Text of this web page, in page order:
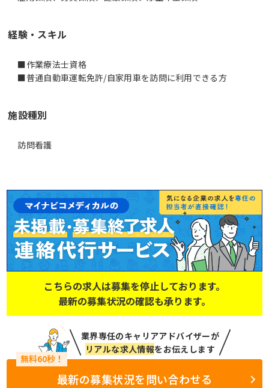
経験・スキル
■作業療法士資格
■普通自動車運転免許/自家用車を訪問に利用できる方
施設種別
訪問看護
こちらの求人は募集を停止しております。
最新の募集状況の確認も承ります。
業界専任のキャリアアドバイザーが
リアルな求人情報をお伝えします
最新の募集状況を問い合わせる